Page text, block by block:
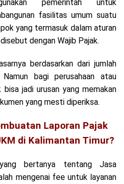
pemerintah untuk
fasilitas umum suatu
yang termasuk dalam aturan
dengan Wajib Pajak.
berdasarkan dari jumlah
bagi perusahaan atau
jadi urusan yang memakan
yang mesti diperiksa.
Laporan Pajak
di Kalimantan Timur?
bertanya tentang Jasa
mengenai fee untuk layanan